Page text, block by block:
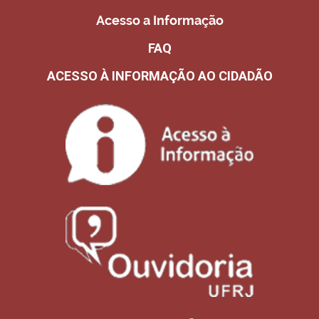
Acesso a Informação
FAQ
ACESSO À INFORMAÇÃO AO CIDADÃO